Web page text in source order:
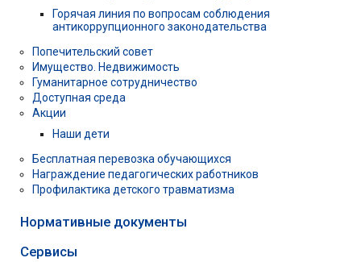
Горячая линия по вопросам соблюдения
антикоррупционного законодательства
Попечительский совет
Имущество. Недвижимость
Гуманитарное сотрудничество
Доступная среда
Акции
Наши дети
Бесплатная перевозка обучающихся
Награждение педагогических работников
Профилактика детского травматизма
Нормативные документы
Сервисы